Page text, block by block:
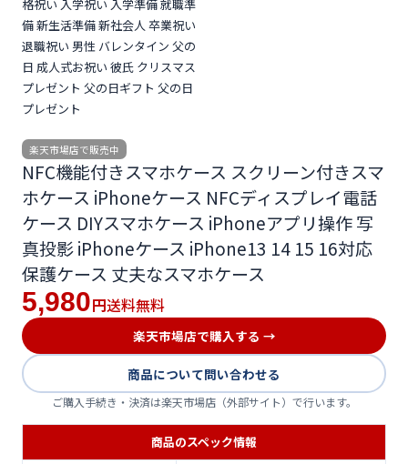
格祝い 入学祝い 入学準備 就職準
備 新生活準備 新社会人 卒業祝い
退職祝い 男性 バレンタイン 父の
日 成人式お祝い 彼氏 クリスマス
プレゼント 父の日ギフト 父の日
プレゼント
楽天市場店で販売中
NFC機能付きスマホケース スクリーン付きスマ
ホケース iPhoneケース NFCディスプレイ電話
ケース DIYスマホケース iPhoneアプリ操作 写
真投影 iPhoneケース iPhone13 14 15 16対応
保護ケース 丈夫なスマホケース
5,980 円送料無料
楽天市場店で購入する →
商品について問い合わせる
ご購入手続き・決済は楽天市場店（外部サイト）で行います。
商品のスペック情報